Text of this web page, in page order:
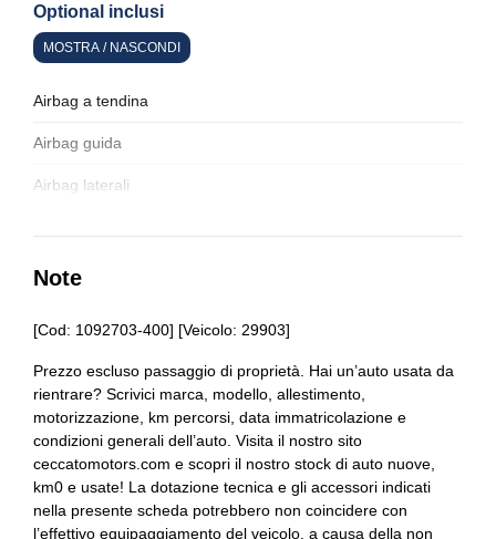
Alette parasole
Alzacristalli elettrici
Apple carplay
Appoggiatesta posteriori
Assistente per il rimorchio
Badge esterno identificativo
Bluetooth®
Cambio al volante
Cerchi in lega
Cinture di sicurezza
Optional inclusi
MOSTRA / NASCONDI
Airbag a tendina
Airbag guida
Airbag laterali
Alette parasole
Assistente per il rimorchio
Assistente per partenze in salita
Badge esterno identificativo
Blocco differenziale
Note
[Cod: 1092703-400] [Veicolo: 29903]
Prezzo escluso passaggio di proprietà. Hai un’auto usata da
rientrare? Scrivici marca, modello, allestimento,
motorizzazione, km percorsi, data immatricolazione e
condizioni generali dell’auto. Visita il nostro sito
ceccatomotors.com e scopri il nostro stock di auto nuove,
km0 e usate! La dotazione tecnica e gli accessori indicati
nella presente scheda potrebbero non coincidere con
l’effettivo equipaggiamento del veicolo, a causa della non